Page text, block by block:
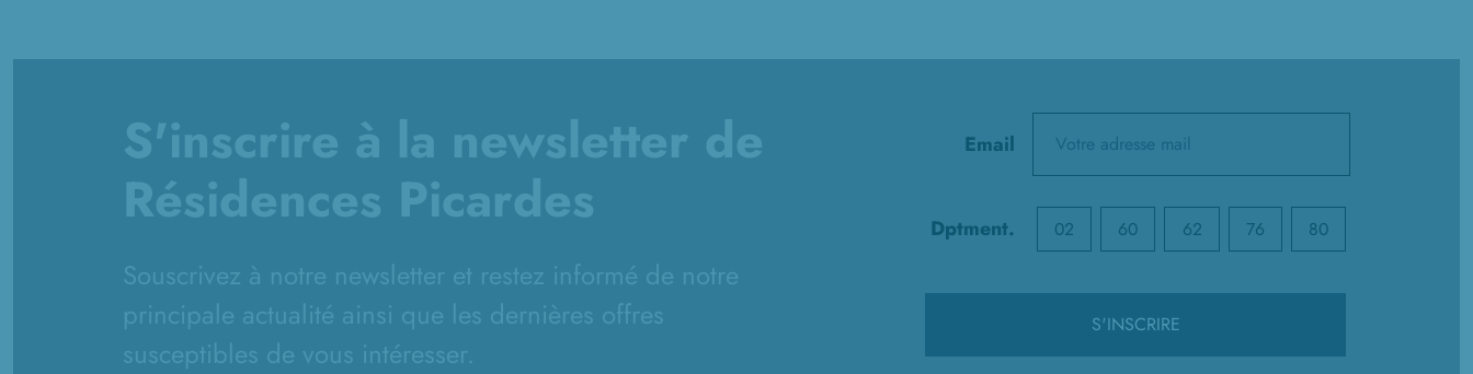
S'inscrire à la newsletter de
Résidences Picardes
Souscrivez à notre newsletter et restez informé de notre
principale actualité ainsi que les dernières offres
susceptibles de vous intéresser.
Email
Dptment. 02 60 62 76 80
S'INSCRIRE